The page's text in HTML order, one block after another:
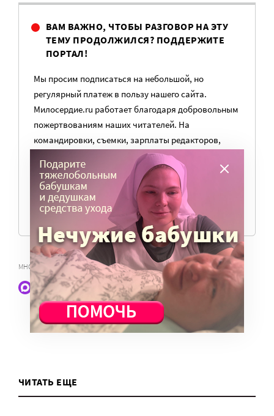
ВАМ ВАЖНО, ЧТОБЫ РАЗГОВОР НА ЭТУ
ТЕМУ ПРОДОЛЖИЛСЯ? ПОДДЕРЖИТЕ
ПОРТАЛ!
Мы просим подписаться на небольшой, но
регулярный платеж в пользу нашего сайта.
Милосердие.ru работает благодаря добровольным
пожертвованиям наших читателей. На
командировки, съемки, зарплаты редакторов,
журналистов и техническую поддержку сайта
нужны средства.
ПОМОЧЬ ПОРТАЛУ
МНОГОДЕТНАЯ СЕМЬЯ,СЕМЬЯ
Наши статьи и новости в Max. Подпишитесь
ЧИТАТЬ ЕЩЕ